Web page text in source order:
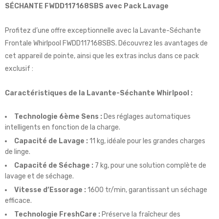
SÉCHANTE FWDD117168SBS avec Pack Lavage
Profitez d’une offre exceptionnelle avec la Lavante-Séchante
Frontale Whirlpool FWDD117168SBS. Découvrez les avantages de
cet appareil de pointe, ainsi que les extras inclus dans ce pack
exclusif :
Caractéristiques de la Lavante-Séchante Whirlpool :
Technologie 6ème Sens : Des réglages automatiques
intelligents en fonction de la charge.
Capacité de Lavage : 11 kg, idéale pour les grandes charges
de linge.
Capacité de Séchage : 7 kg, pour une solution complète de
lavage et de séchage.
Vitesse d’Essorage : 1600 tr/min, garantissant un séchage
efficace.
Technologie FreshCare : Préserve la fraîcheur des